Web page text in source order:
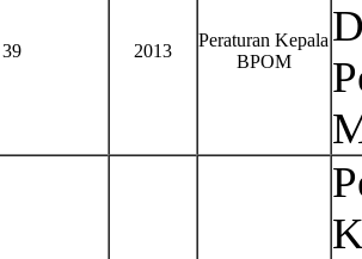
39 2013
Peraturan Kepala
BPOM